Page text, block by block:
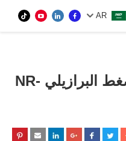
AR
ابحث
نظام شهادة أوعية الضغط البرازيلي NR-